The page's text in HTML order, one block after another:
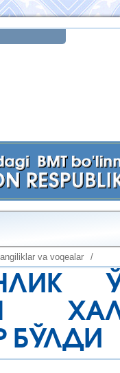
va voqealar /
БЎЛДИ